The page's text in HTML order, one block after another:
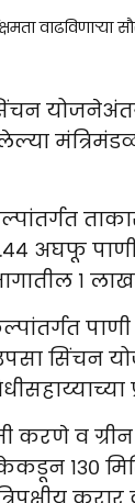
अघफू
१
सिंचन
करणे व
१३०